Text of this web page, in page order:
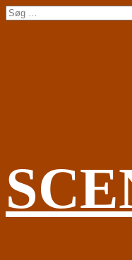
Videre
til
Søg
efter: